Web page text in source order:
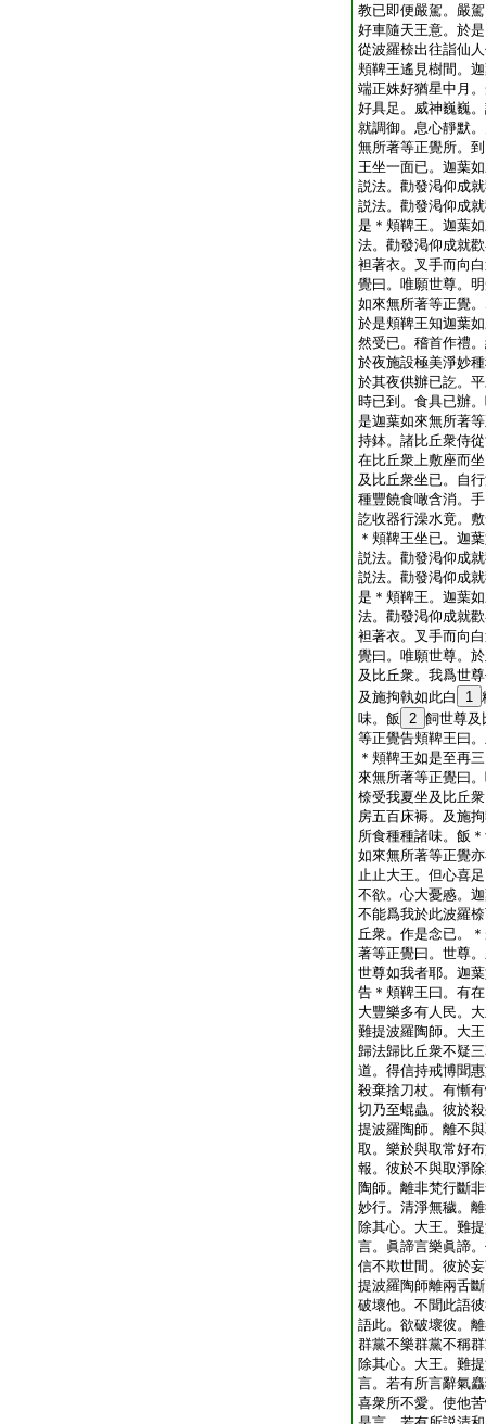
教已即便嚴駕。嚴
好車隨天王意。於
從波羅㮈出往詣仙
頬鞞王遙見樹間。
端正姝好猶星中月
好具足。威神巍巍
就調御。息心靜默
無所著等正覺所。
王坐一面已。迦葉
説法。勸發渇仰成
説法。勸發渇仰成
是＊頬鞞王。迦葉
法。勸發渇仰成就
袒著衣。叉手而向
覺曰。唯願世尊。
如來無所著等正覺
於是頬鞞王知迦葉
然受已。稽首作禮
於夜施設極美淨妙
於其夜供辦已訖。
時已到。食具已辦
是迦葉如來無所著
持鉢。諸比丘衆侍
在比丘衆上敷座而
及比丘衆坐已。自
種豐饒食噉含消。
訖收器行澡水竟。
＊頬鞞王坐已。迦
説法。勸發渇仰成
説法。勸發渇仰成
是＊頬鞞王。迦葉
法。勸發渇仰成就
袒著衣。叉手而向
覺曰。唯願世尊。
及比丘衆。我爲世
及施拘執如此白
1
味。飯 2 飼世尊及
等正覺告頬鞞王曰
＊頬鞞王如是至再
來無所著等正覺曰
㮈受我夏坐及比丘
房五百床褥。及施
所食種種諸味。飯
如來無所著等正覺
止止大王。但心喜
不欲。心大憂慼。
不能爲我於此波羅
丘衆。作是念已。
著等正覺曰。世尊
世尊如我者耶。迦
告＊頬鞞王曰。有
大豐樂多有人民。
難提波羅陶師。大
歸法歸比丘衆不疑
道。得信持戒博聞
殺棄捨刀杖。有慚
切乃至蜫蟲。彼於
提波羅陶師。離不
取。樂於與取常好
報。彼於不與取淨
陶師。離非梵行斷
妙行。清淨無穢。
除其心。大王。難
言。眞諦言樂眞諦
信不欺世間。彼於
提波羅陶師離兩舌
破壞他。不聞此語
語此。欲破壞彼。
群黨不樂群黨不稱
除其心。大王。難
言。若有所言辭氣
喜衆所不愛。使他